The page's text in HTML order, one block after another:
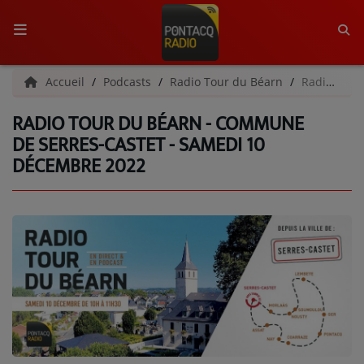
ACCUEIL
RADIO
QUI SOMMES-NOUS ?
L'ÉQUIPE
GRILLE DES PROGRAMMES
C'ÉTAIT QUOI CE TITRE ?
MÉDIAS
PODCASTS - SAISON 2026/2027
Accueil Podcasts Radio Tour du Béarn Radio Tour du Béarn - Commune de Serres-Castet - Samedi 10 décembre 2022
RADIO TOUR DU BÉARN - COMMUNE
DE SERRES-CASTET - SAMEDI 10
DÉCEMBRE 2022